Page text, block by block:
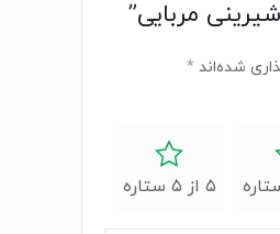
مربایی”
شده‌اند *
۵ از ۵ ستاره